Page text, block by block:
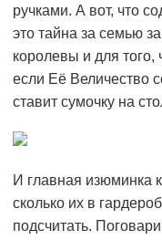
ручками. А вот, что
это тайна за семью
королевы и для того,
если Её Величество
ставит сумочку на
И главная изюминка
сколько их в
подсчитать.